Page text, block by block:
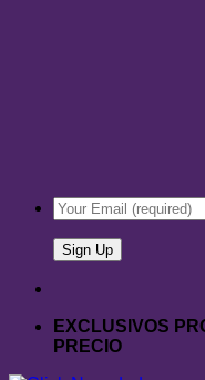
EXCLUSIVOS
PRECIO